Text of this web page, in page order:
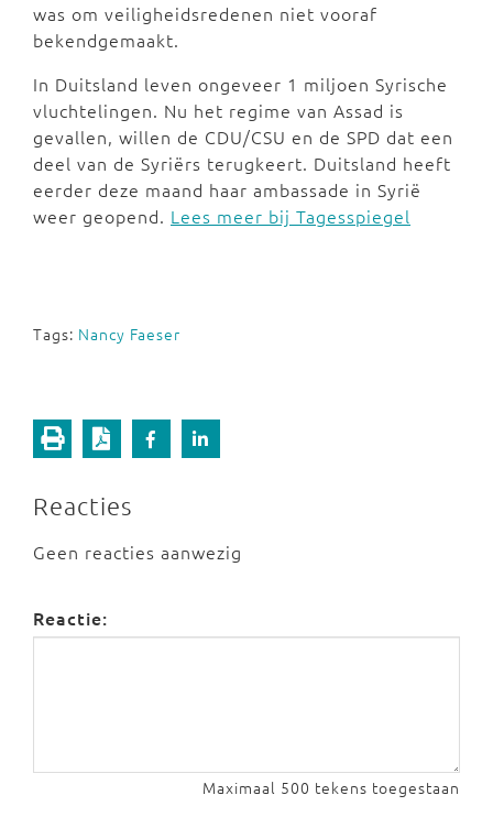
was om veiligheidsredenen niet vooraf
bekendgemaakt.
In Duitsland leven ongeveer 1 miljoen Syrische
vluchtelingen. Nu het regime van Assad is
gevallen, willen de CDU/CSU en de SPD dat een
deel van de Syriërs terugkeert. Duitsland heeft
eerder deze maand haar ambassade in Syrië
weer geopend. Lees meer bij Tagesspiegel
Tags: Nancy Faeser
Reacties
Geen reacties aanwezig
Reactie:
Maximaal 500 tekens toegestaan